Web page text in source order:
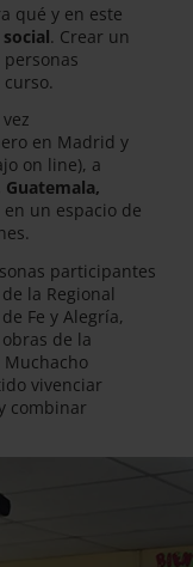
qué y en este
. Crear un
en Madrid y
on line), a
un espacio de
participantes
la Regional
Fe y Alegría,
de la
Muchacho
vivenciar
combinar